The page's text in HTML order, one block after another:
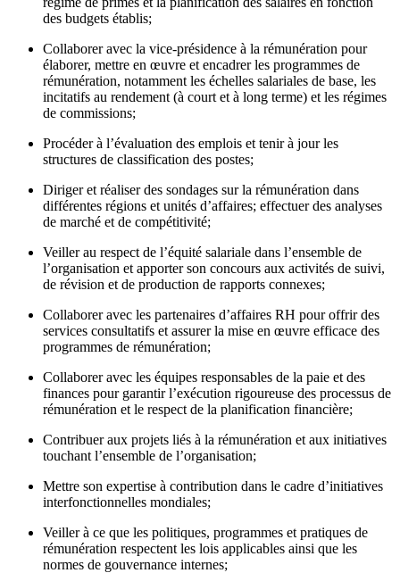
des budgets établis;
Collaborer avec la vice-présidence à la rémunération pour
élaborer, mettre en œuvre et encadrer les programmes de
rémunération, notamment les échelles salariales de base, les
incitatifs au rendement (à court et à long terme) et les régimes
de commissions;
Procéder à l’évaluation des emplois et tenir à jour les
structures de classification des postes;
Diriger et réaliser des sondages sur la rémunération dans
différentes régions et unités d’affaires; effectuer des analyses
de marché et de compétitivité;
Veiller au respect de l’équité salariale dans l’ensemble de
l’organisation et apporter son concours aux activités de suivi,
de révision et de production de rapports connexes;
Collaborer avec les partenaires d’affaires RH pour offrir des
services consultatifs et assurer la mise en œuvre efficace des
programmes de rémunération;
Collaborer avec les équipes responsables de la paie et des
finances pour garantir l’exécution rigoureuse des processus de
rémunération et le respect de la planification financière;
Contribuer aux projets liés à la rémunération et aux initiatives
touchant l’ensemble de l’organisation;
Mettre son expertise à contribution dans le cadre d’initiatives
interfonctionnelles mondiales;
Veiller à ce que les politiques, programmes et pratiques de
rémunération respectent les lois applicables ainsi que les
normes de gouvernance internes;